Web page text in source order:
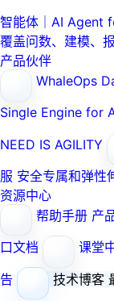
智能体｜AI Agent
覆盖问数、建模、
产品伙伴
WhaleOps
Single Engine for
NEED IS AGILITY
服 安全专属和弹性
资源中心
帮助手册 产
口文档
课堂
告
技术博客